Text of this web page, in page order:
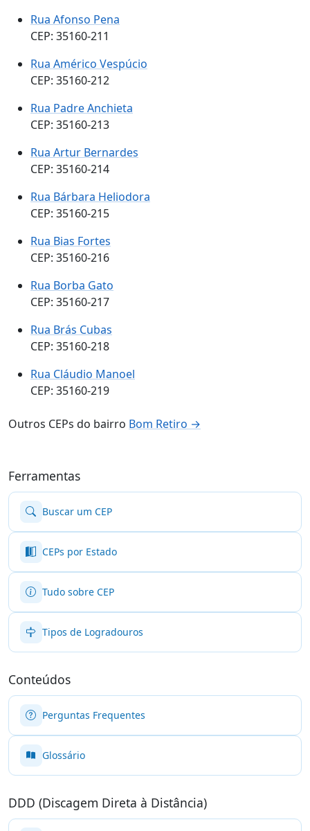
Rua Afonso Pena
CEP: 35160-211
Rua Américo Vespúcio
CEP: 35160-212
Rua Padre Anchieta
CEP: 35160-213
Rua Artur Bernardes
CEP: 35160-214
Rua Bárbara Heliodora
CEP: 35160-215
Rua Bias Fortes
CEP: 35160-216
Rua Borba Gato
CEP: 35160-217
Rua Brás Cubas
CEP: 35160-218
Rua Cláudio Manoel
CEP: 35160-219
Outros CEPs do bairro Bom Retiro →
Ferramentas
Buscar um CEP
CEPs por Estado
Tudo sobre CEP
Tipos de Logradouros
Conteúdos
Perguntas Frequentes
Glossário
DDD (Discagem Direta à Distância)